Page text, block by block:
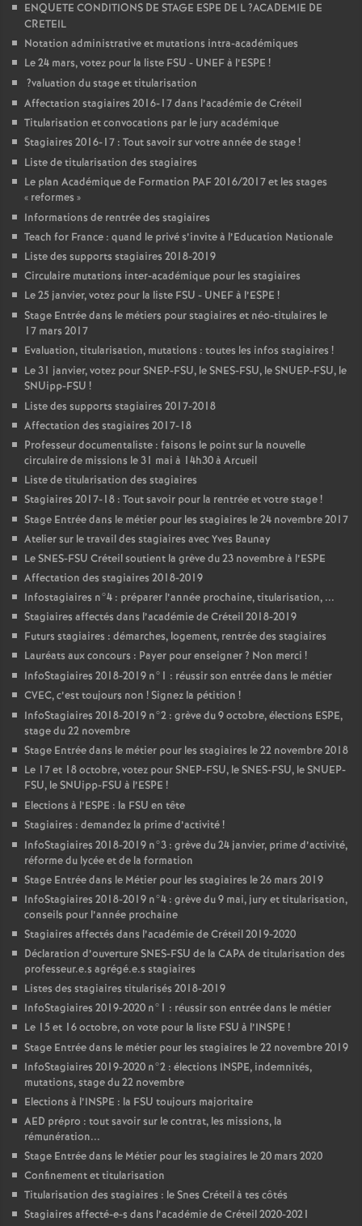
ENQUETE CONDITIONS DE STAGE ESPE DE L?ACADEMIE DE
CRETEIL
Notation administrative et mutations intra-académiques
Le 24 mars, votez pour la liste FSU - UNEFà l’ESPE !
?valuation du stage et titularisation
Affectation stagiaires 2016-17 dans l’académie de Créteil
Titularisation et convocations par le jury académique
Stagiaires 2016-17 : Tout savoir sur votre année de stage!
Liste de titularisation des stagiaires
Le plan Académique de Formation PAF2016/2017 et les stages
« reformes »
Informations de rentrée des stagiaires
Teach for France : quand le privé s’invite à l’Education Nationale
Liste des supports stagiaires 2018-2019
Circulaire mutations inter-académique pour les stagiaires
Le 25 janvier, votez pour la liste FSU - UNEFà l’ESPE !
Stage Entrée dans le métiers pour stagiaires et néo-titulaires le
17 mars 2017
Evaluation, titularisation, mutations : toutes les infos stagiaires !
Le 31 janvier, votez pourSNEP-FSU, leSNES-FSU, leSNUEP-FSU, le
SNUipp-FSU !
Liste des supports stagiaires 2017-2018
Affectation des stagiaires 2017-18
Professeur documentaliste : faisons le point sur la nouvelle
circulaire de missions le 31 mai à 14h30 à Arcueil
Liste de titularisation des stagiaires
Stagiaires 2017-18 : Tout savoir pour la rentrée et votre stage!
Stage Entrée dans le métier pour les stagiaires le 24 novembre 2017
Atelier sur le travail des stagiaires avec Yves Baunay
LeSNES-FSU Créteil soutient la grève du 23 novembre à l’ESPE
Affectation des stagiaires 2018-2019
Infostagiaires n°4 : préparer l’année prochaine, titularisation, ...
Stagiaires affectés dans l’académie de Créteil 2018-2019
Futurs stagiaires : démarches, logement, rentrée des stagiaires
Lauréats aux concours : Payer pour enseigner? Non merci !
InfoStagiaires 2018-2019 n°1 : réussir son entrée dans le métier
CVEC, c’est toujours non ! Signez la pétition !
InfoStagiaires 2018-2019 n°2 : grève du 9 octobre, élections ESPE,
stage du 22 novembre
Stage Entrée dans le métier pour les stagiaires le 22 novembre 2018
Le 17 et 18 octobre, votez pourSNEP-FSU, leSNES-FSU, leSNUEP-
FSU, le SNUipp-FSU à l’ESPE !
Elections à l’ESPE : la FSU en tête
Stagiaires : demandez la prime d’activité!
InfoStagiaires 2018-2019 n°3 : grève du 24 janvier, prime d’activité,
réforme du lycée et de la formation
Stage Entrée dans le Métier pour les stagiaires le 26 mars 2019
InfoStagiaires 2018-2019 n°4 : grève du 9 mai, jury et titularisation,
conseils pour l’année prochaine
Stagiaires affectés dans l’académie de Créteil 2019-2020
Déclaration d’ouvertureSNES-FSU de la CAPAde titularisation des
professeur.e.s agrégé.e.s stagiaires
Listes des stagiaires titularisés 2018-2019
InfoStagiaires 2019-2020 n°1 : réussir son entrée dans le métier
Le 15 et 16 octobre, on vote pour la liste FSU à l’INSPE !
Stage Entrée dans le métier pour les stagiaires le 22 novembre 2019
InfoStagiaires 2019-2020 n°2 : élections INSPE, indemnités,
mutations, stage du 22 novembre
Elections à l’INSPE : la FSU toujours majoritaire
AED prépro : tout savoir sur le contrat, les missions, la
rémunération...
Stage Entrée dans le Métier pour les stagiaires le 20 mars 2020
Confinement et titularisation
Titularisation des stagiaires : le Snes Créteil à tes côtés
Stagiaires affecté-e-s dans l’académie de Créteil 2020-2021